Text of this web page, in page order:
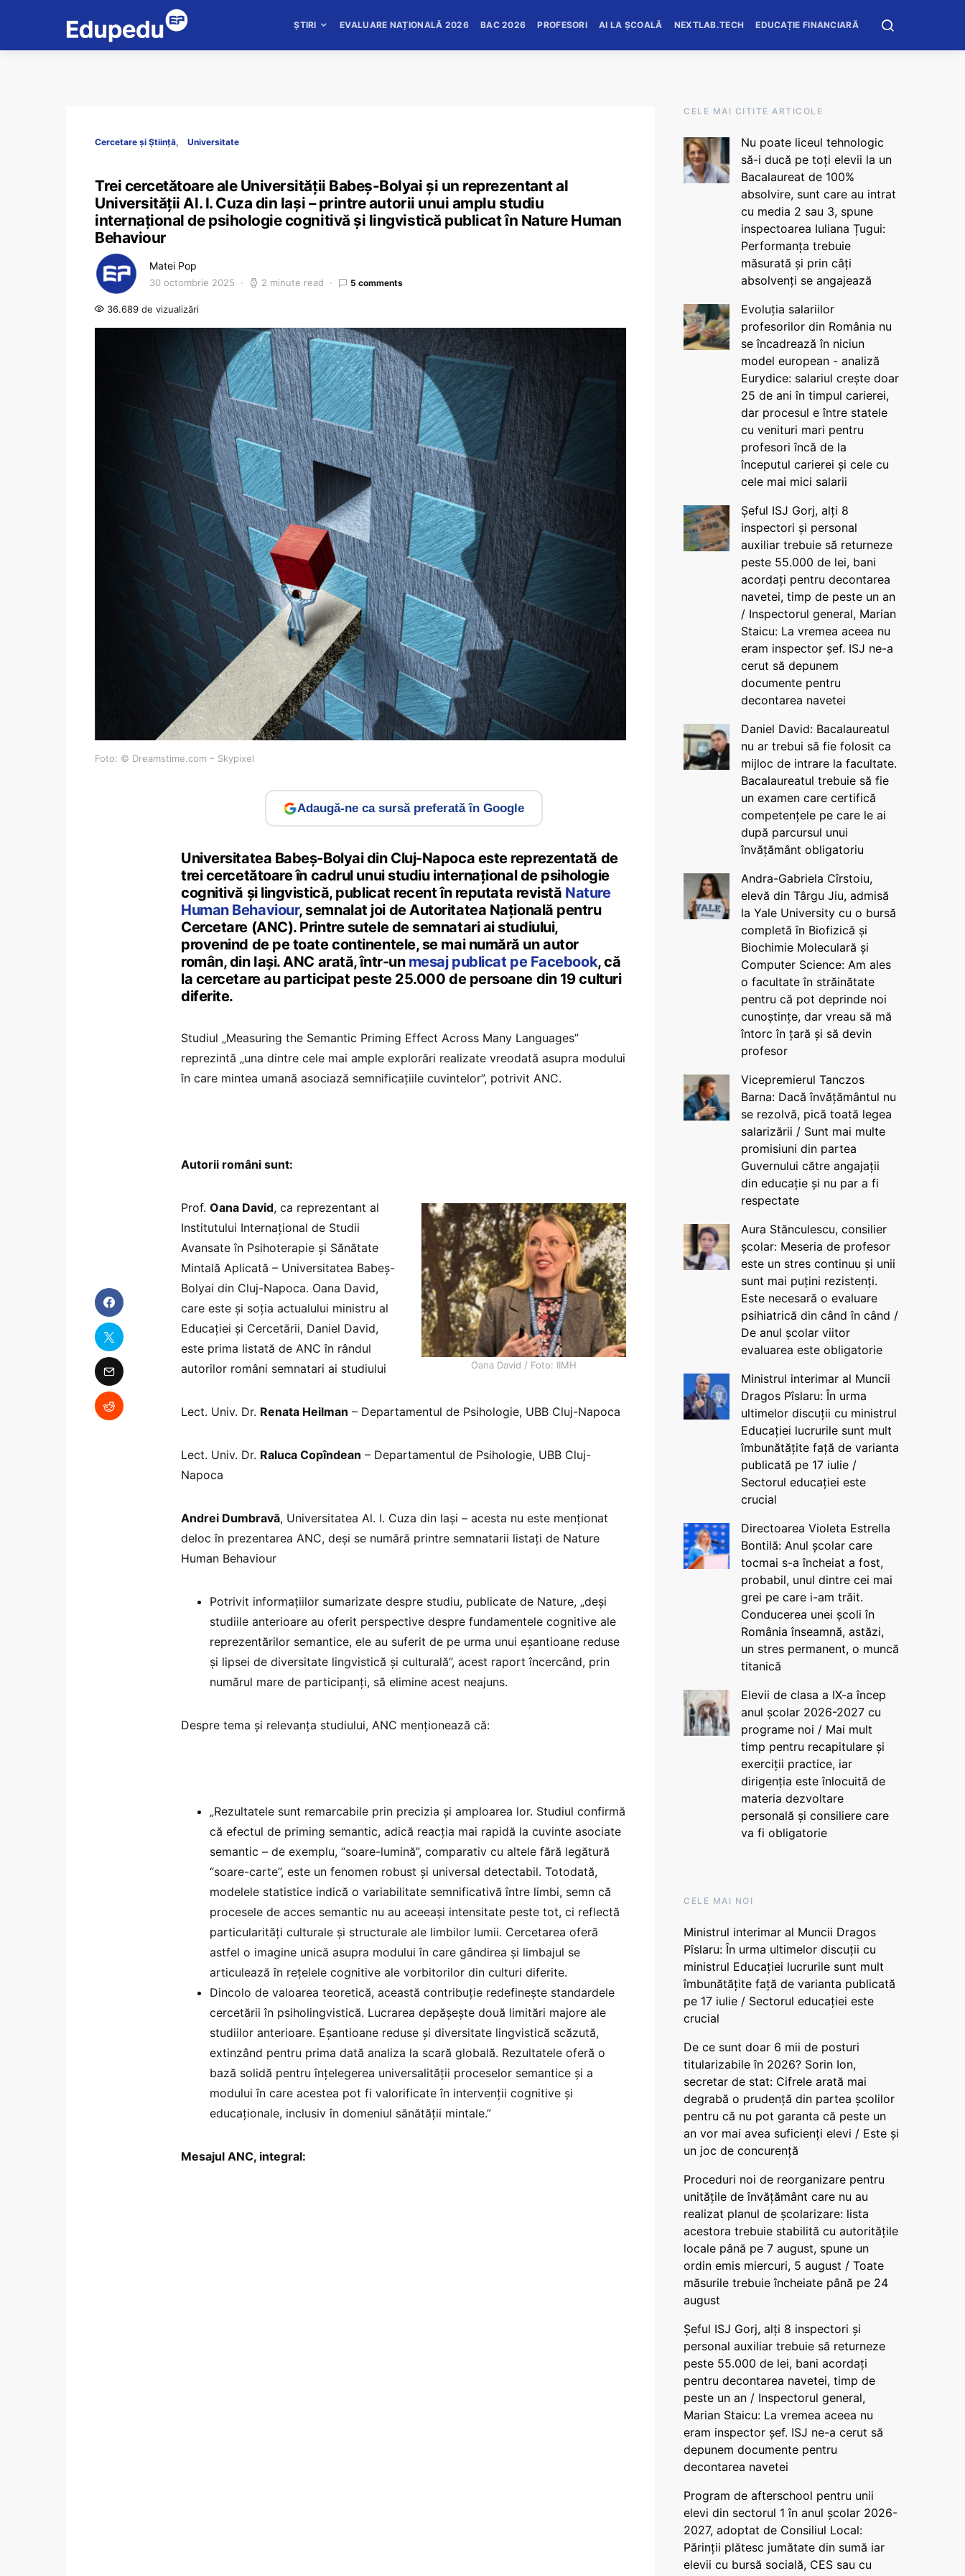
ȘTIRI EVALUARE NAȚIONALĂ 2026 BAC 2026 PROFESORI AI LA ȘCOALĂ NEXTLAB.TECH EDUCAȚIE FINANCIARĂ
Cercetare și Știință Universitate
Trei cercetătoare ale Universității Babeș-Bolyai și un reprezentant al
Universității Al. I. Cuza din Iași – printre autorii unui amplu studiu
internațional de psihologie cognitivă și lingvistică publicat în Nature Human
Behaviour
Matei Pop
30 octombrie 2025 2 minute read 5 comments
36.689 de vizualizări
Foto: © Dreamstime.com – Skypixel
Adaugă-ne ca sursă preferată în Google
Universitatea Babeș-Bolyai din Cluj-Napoca este reprezentată de
trei cercetătoare în cadrul unui studiu internațional de psihologie
cognitivă și lingvistică, publicat recent în reputata revistă Nature
Human Behaviour, semnalat joi de Autoritatea Națională pentru
Cercetare (ANC). Printre sutele de semnatari ai studiului,
provenind de pe toate continentele, se mai numără un autor
român, din Iași. ANC arată, într-un mesaj publicat pe Facebook, că
la cercetare au participat peste 25.000 de persoane din 19 culturi
diferite.
Studiul „Measuring the Semantic Priming Effect Across Many Languages”
reprezintă „una dintre cele mai ample explorări realizate vreodată asupra modului
în care mintea umană asociază semnificațiile cuvintelor”, potrivit ANC.
Autorii români sunt:
Oana David / Foto: IIMH
Prof. Oana David, ca reprezentant al
Institutului Internațional de Studii
Avansate în Psihoterapie și Sănătate
Mintală Aplicată – Universitatea Babeș-
Bolyai din Cluj-Napoca. Oana David,
care este și soția actualului ministru al
Educației și Cercetării, Daniel David,
este prima listată de ANC în rândul
autorilor români semnatari ai studiului
Lect. Univ. Dr. Renata Heilman – Departamentul de Psihologie, UBB Cluj-Napoca
Lect. Univ. Dr. Raluca Copîndean – Departamentul de Psihologie, UBB Cluj-
Napoca
Andrei Dumbravă, Universitatea Al. I. Cuza din Iași – acesta nu este menționat
deloc în prezentarea ANC, deși se numără printre semnatarii listați de Nature
Human Behaviour
Potrivit informațiilor sumarizate despre studiu, publicate de Nature, „deși
studiile anterioare au oferit perspective despre fundamentele cognitive ale
reprezentărilor semantice, ele au suferit de pe urma unui eșantioane reduse
și lipsei de diversitate lingvistică și culturală”, acest raport încercând, prin
numărul mare de participanți, să elimine acest neajuns.
Despre tema și relevanța studiului, ANC menționează că:
„Rezultatele sunt remarcabile prin precizia și amploarea lor. Studiul confirmă
că efectul de priming semantic, adică reacția mai rapidă la cuvinte asociate
semantic – de exemplu, “soare-lumină”, comparativ cu altele fără legătură
“soare-carte”, este un fenomen robust și universal detectabil. Totodată,
modelele statistice indică o variabilitate semnificativă între limbi, semn că
procesele de acces semantic nu au aceeași intensitate peste tot, ci reflectă
particularități culturale și structurale ale limbilor lumii. Cercetarea oferă
astfel o imagine unică asupra modului în care gândirea și limbajul se
articulează în rețelele cognitive ale vorbitorilor din culturi diferite.
Dincolo de valoarea teoretică, această contribuție redefinește standardele
cercetării în psiholingvistică. Lucrarea depășește două limitări majore ale
studiilor anterioare. Eșantioane reduse și diversitate lingvistică scăzută,
extinzând pentru prima dată analiza la scară globală. Rezultatele oferă o
bază solidă pentru înțelegerea universalității proceselor semantice și a
modului în care acestea pot fi valorificate în intervenții cognitive și
educaționale, inclusiv în domeniul sănătății mintale.”
Mesajul ANC, integral:
CELE MAI CITITE ARTICOLE
Nu poate liceul tehnologic
să-i ducă pe toți elevii la un
Bacalaureat de 100%
absolvire, sunt care au intrat
cu media 2 sau 3, spune
inspectoarea Iuliana Țugui:
Performanța trebuie
măsurată și prin câți
absolvenți se angajează
Evoluția salariilor
profesorilor din România nu
se încadrează în niciun
model european - analiză
Eurydice: salariul crește doar
25 de ani în timpul carierei,
dar procesul e între statele
cu venituri mari pentru
profesori încă de la
începutul carierei și cele cu
cele mai mici salarii
Șeful ISJ Gorj, alți 8
inspectori și personal
auxiliar trebuie să returneze
peste 55.000 de lei, bani
acordați pentru decontarea
navetei, timp de peste un an
/ Inspectorul general, Marian
Staicu: La vremea aceea nu
eram inspector șef. ISJ ne-a
cerut să depunem
documente pentru
decontarea navetei
Daniel David: Bacalaureatul
nu ar trebui să fie folosit ca
mijloc de intrare la facultate.
Bacalaureatul trebuie să fie
un examen care certifică
competențele pe care le ai
după parcursul unui
învățământ obligatoriu
Andra-Gabriela Cîrstoiu,
elevă din Târgu Jiu, admisă
la Yale University cu o bursă
completă în Biofizică și
Biochimie Moleculară și
Computer Science: Am ales
o facultate în străinătate
pentru că pot deprinde noi
cunoștințe, dar vreau să mă
întorc în țară și să devin
profesor
Vicepremierul Tanczos
Barna: Dacă învățământul nu
se rezolvă, pică toată legea
salarizării / Sunt mai multe
promisiuni din partea
Guvernului către angajații
din educație și nu par a fi
respectate
Aura Stănculescu, consilier
școlar: Meseria de profesor
este un stres continuu și unii
sunt mai puțini rezistenți.
Este necesară o evaluare
psihiatrică din când în când /
De anul școlar viitor
evaluarea este obligatorie
Ministrul interimar al Muncii
Dragos Pîslaru: În urma
ultimelor discuții cu ministrul
Educației lucrurile sunt mult
îmbunătățite față de varianta
publicată pe 17 iulie /
Sectorul educației este
crucial
Directoarea Violeta Estrella
Bontilă: Anul școlar care
tocmai s-a încheiat a fost,
probabil, unul dintre cei mai
grei pe care i-am trăit.
Conducerea unei școli în
România înseamnă, astăzi,
un stres permanent, o muncă
titanică
Elevii de clasa a IX-a încep
anul școlar 2026-2027 cu
programe noi / Mai mult
timp pentru recapitulare și
exerciții practice, iar
dirigenția este înlocuită de
materia dezvoltare
personală și consiliere care
va fi obligatorie
CELE MAI NOI
Ministrul interimar al Muncii Dragos
Pîslaru: În urma ultimelor discuții cu
ministrul Educației lucrurile sunt mult
îmbunătățite față de varianta publicată
pe 17 iulie / Sectorul educației este
crucial
De ce sunt doar 6 mii de posturi
titularizabile în 2026? Sorin Ion,
secretar de stat: Cifrele arată mai
degrabă o prudență din partea școlilor
pentru că nu pot garanta că peste un
an vor mai avea suficienți elevi / Este și
un joc de concurență
Proceduri noi de reorganizare pentru
unitățile de învățământ care nu au
realizat planul de școlarizare: lista
acestora trebuie stabilită cu autoritățile
locale până pe 7 august, spune un
ordin emis miercuri, 5 august / Toate
măsurile trebuie încheiate până pe 24
august
Șeful ISJ Gorj, alți 8 inspectori și
personal auxiliar trebuie să returneze
peste 55.000 de lei, bani acordați
pentru decontarea navetei, timp de
peste un an / Inspectorul general,
Marian Staicu: La vremea aceea nu
eram inspector șef. ISJ ne-a cerut să
depunem documente pentru
decontarea navetei
Program de afterschool pentru unii
elevi din sectorul 1 în anul școlar 2026-
2027, adoptat de Consiliul Local:
Părinții plătesc jumătate din sumă iar
elevii cu bursă socială, CES sau cu